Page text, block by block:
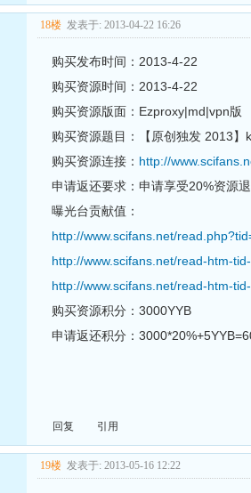
18楼 发表于: 2013-04-22 16:26
购买发布时间：2013-4-22
购买资源时间：2013-4-22
购买资源版面：Ezproxy|md|vpn版
购买资源题目：【原创独发 2013
购买资源连接： http://
申请返还要求：申请享受20%资源
曝光台贡献值：
http://www.scifans.net/
http://www.scifans.net/read-htm-
http://www.scifans.net/read-htm-
购买资源积分：3000YYB
申请返还积分：
回复 引用
19楼 发表于: 2013-05-16 12:22